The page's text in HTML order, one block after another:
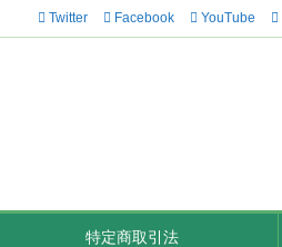
特定商取引法
Twitter Facebook YouTube